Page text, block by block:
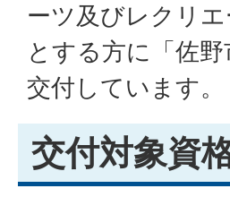
ーツ及びレクリ
とする方に「佐
交付しています。
交付対象資